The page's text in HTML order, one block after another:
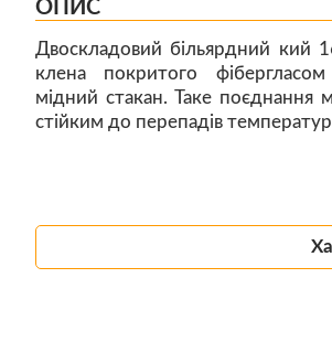
ОПИС
Двоскладовий більярдний кий
клена покритого
мідний стакан. Таке поєднання
стійким до перепадів